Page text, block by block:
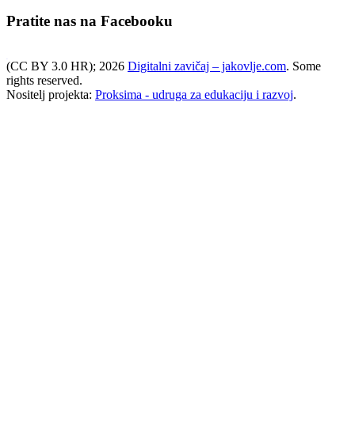
Pratite nas na Facebooku
WordPress booking calendar
(CC BY 3.0 HR); 2026 Digitalni zavičaj – jakovlje.com. Some
rights reserved.
Nositelj projekta: Proksima - udruga za edukaciju i razvoj.